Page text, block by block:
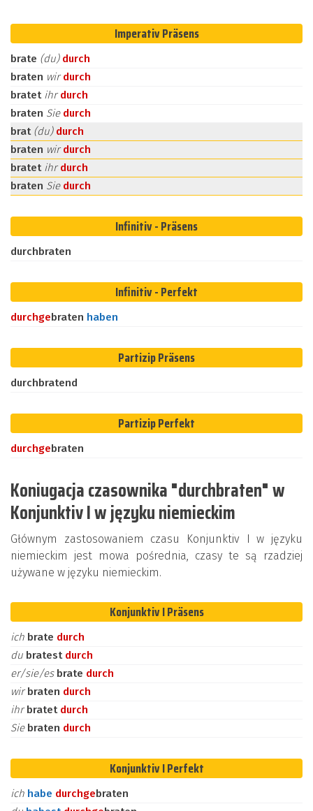
Imperativ Präsens
brate (du) durch
braten wirdurch
bratet ihrdurch
braten Sie durch
brat (du) durch
braten wirdurch
bratet ihrdurch
braten Sie durch
Infinitiv - Präsens
durchbraten
Infinitiv - Perfekt
durchgebraten haben
Partizip Präsens
durchbratend
Partizip Perfekt
durchgebraten
Koniugacja czasownika "durchbraten" w
Konjunktiv I w języku niemieckim
Głównym zastosowaniem czasu Konjunktiv I w języku
niemieckim jest mowa pośrednia, czasy te są rzadziej
używane w języku niemieckim.
Konjunktiv I Präsens
ich brate durch
du bratest durch
er/sie/es brate durch
wirbraten durch
ihrbratet durch
Sie braten durch
Konjunktiv I Perfekt
ich habe durchgebraten